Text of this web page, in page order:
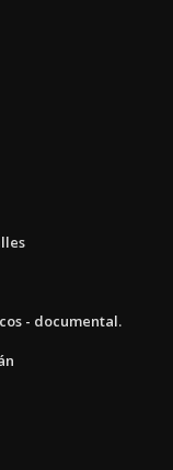
- documental.